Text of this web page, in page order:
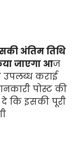
अंतिम तिथि
जाएगा आज
कराई
पोस्ट की
कि इसकी पूरी